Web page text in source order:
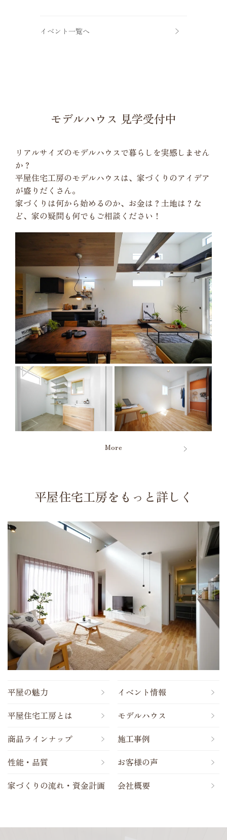
イベント一覧へ
モデルハウス 見学受付中
リアルサイズのモデルハウスで暮らしを実感しません
か？
平屋住宅工房のモデルハウスは、家づくりのアイデア
が盛りだくさん。
家づくりは何から始めるのか、お金は？土地は？な
ど、家の疑問も何でもご相談ください！
More
平屋住宅工房をもっと詳しく
平屋の魅力
平屋住宅工房とは
商品ラインナップ
性能・品質
家づくりの流れ・資金計画
イベント情報
モデルハウス
施工事例
お客様の声
会社概要